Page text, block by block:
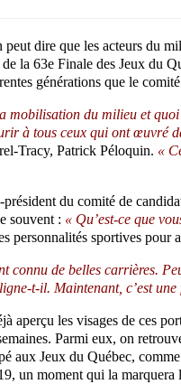
peut dire que les acteurs du
la 63e Finale des Jeux du
générations que le
mobilisation du milieu et
à tous ceux qui ont œuvré
Tracy, Patrick Péloquin. «
du comité de
souvent : « Qu’est-ce que
personnalités sportives
connu de belles carrières.
t-il. Maintenant, c’est
aperçu les visages de ces
Parmi eux, on
aux Jeux du Québec,
un moment qui la marquera